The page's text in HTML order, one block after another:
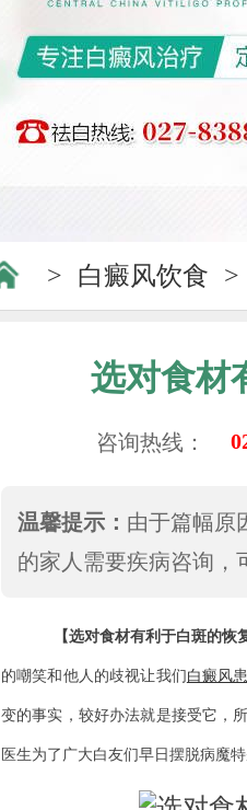
> 白癜风饮食 >
选对食材
咨询热线：
温馨提示： 由于篇幅原
的家人需要疾病咨询，
【选对食材有利于白斑的恢
的嘲笑和他人的歧视让我们 白癜风
变的事实，较好办法就是接受它，
医生为了广大白友们早日摆脱病魔